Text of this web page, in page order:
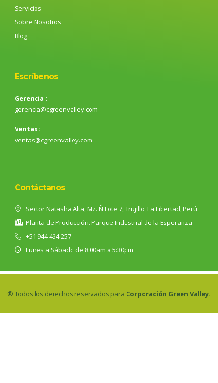
Servicios
Sobre Nosotros
Blog
Escríbenos
Gerencia :
gerencia@cgreenvalley.com
Ventas :
ventas@cgreenvalley.com
Contáctanos
Sector Natasha Alta, Mz. Ñ Lote 7, Trujillo, La Libertad, Perú
Planta de Producción: Parque Industrial de la Esperanza
+51 944 434 257
Lunes a Sábado de 8:00am a 5:30pm
® Todos los derechos reservados para Corporación Green Valley.